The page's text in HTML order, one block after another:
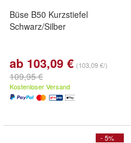
Büse B50 Kurzstiefel
Schwarz/Silber
ab 103,09 € (103,09 €/)
109,95 €
Kostenloser Versand
- 5%